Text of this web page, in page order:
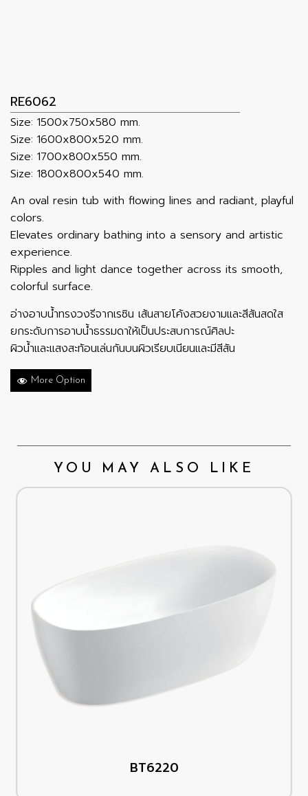
RE6062
Size: 1500x750x580 mm.
Size: 1600x800x520 mm.
Size: 1700x800x550 mm.
Size: 1800x800x540 mm.
An oval resin tub with flowing lines and radiant, playful
colors.
Elevates ordinary bathing into a sensory and artistic
experience.
Ripples and light dance together across its smooth,
colorful surface.
อ่างอาบน้ำทรงวงรีจากเรซิน เส้นสายโค้งสวยงามและสีสันสดใส
ยกระดับการอาบน้ำธรรมดาให้เป็นประสบการณ์ศิลปะ
ผิวน้ำและแสงสะท้อนเล่นกันบนผิวเรียบเนียนและมีสีสัน
More Option
YOU MAY ALSO LIKE
BT6220